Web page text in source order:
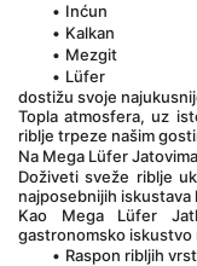
Inćun
Kalkan
Mezgit
Lüfer
dostižu svoje
Topla atmosfera, uz
riblje trpeze našim
Na Mega Lüfer
Doživeti sveže riblje
najposebnijih iskustava
Kao Mega Lüfer
gastronomsko iskustvo
Raspon ribljih